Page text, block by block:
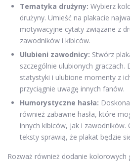
Tematyka drużyny: Wybierz
drużyny. Umieść na plakacie
motywacyjne cytaty związane z
zawodników i kibiców.
Ulubieni zawodnicy: Stwórz
szczególnie ulubionych graczach.
statystyki i ulubione momenty z
przyciągnie uwagę innych fanów.
Humorystyczne hasła:
również zabawne hasła, które
innych kibiców, jak i zawodników.
teksty sprawią, że plakat będzie
Rozważ również dodanie kolorowych